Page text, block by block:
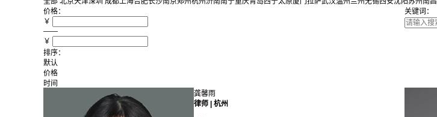
价格：
￥
——
￥
关键词：
排序：
默认
价格
时间
龚馨雨
律师 | 杭州